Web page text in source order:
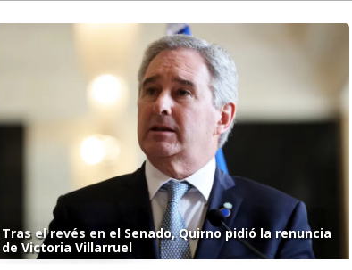
Tras el revés en el Senado, Quirno pidió la renuncia
de Victoria Villarruel